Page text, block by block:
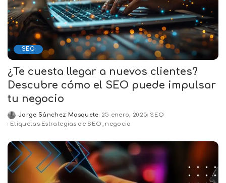
SEO
¿Te cuesta llegar a nuevos clientes?
Descubre cómo el SEO puede impulsar
tu negocio
Posted
by
Jorge Sánchez Mosquete 25 enero, 2025 SEO
Etiquetas Estrategias de SEO negocio